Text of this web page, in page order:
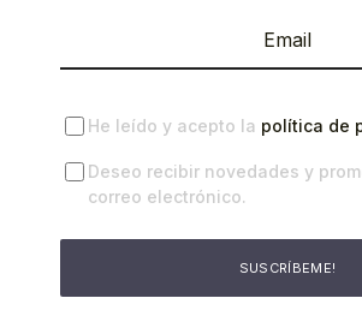
He leído y acepto la política de
Deseo recibir novedades y
correo electrónico.